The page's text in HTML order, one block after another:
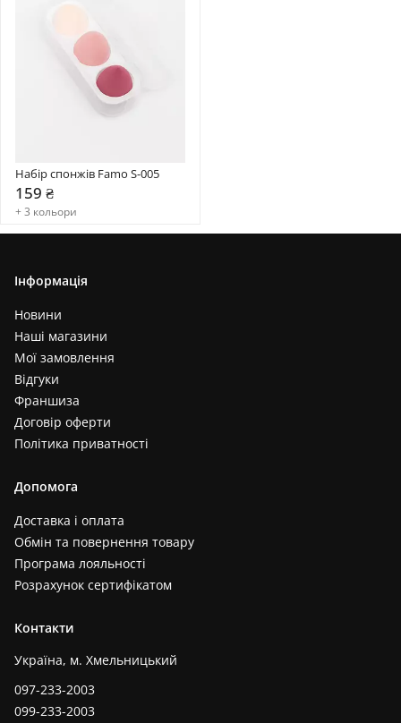
Набір спонжів Famo S-005
159 ₴
+ 3 кольори
Інформація
Новини
Наші магазини
Мої замовлення
Відгуки
Франшиза
Договір оферти
Політика приватності
Допомога
Доставка і оплата
Обмін та повернення товару
Програма лояльності
Розрахунок сертифікатом
Контакти
Україна, м. Хмельницький
097-233-2003
099-233-2003